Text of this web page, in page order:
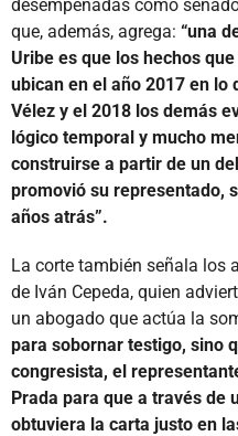
desempeñadas como
que, además, agrega: “una
Uribe es que los hechos
ubican en el año 2017 en lo
Vélez y el 2018 los demás
lógico temporal y mucho
construirse a partir de un
promovió su representado,
años atrás”.
La corte también señala los
de Iván Cepeda, quien
un abogado que actúa la
para sobornar testigo, sino
congresista, el
Prada para que a través de
obtuviera la carta justo en